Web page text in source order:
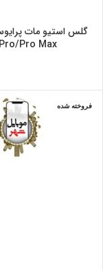
Pro Max
فروخته شده
IPHONE 16 PRO
IPHONE 16 PROMAX